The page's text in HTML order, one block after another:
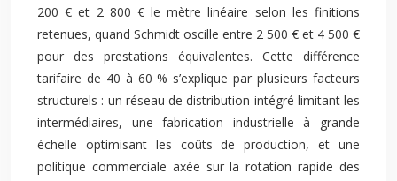
200 € et 2 800 € le mètre linéaire selon les finitions
retenues, quand Schmidt oscille entre 2 500 € et 4 500 €
pour des prestations équivalentes. Cette différence
tarifaire de 40 à 60 % s’explique par plusieurs facteurs
structurels : un réseau de distribution intégré limitant les
intermédiaires, une fabrication industrielle à grande
échelle optimisant les coûts de production, et une
politique commerciale axée sur la rotation rapide des